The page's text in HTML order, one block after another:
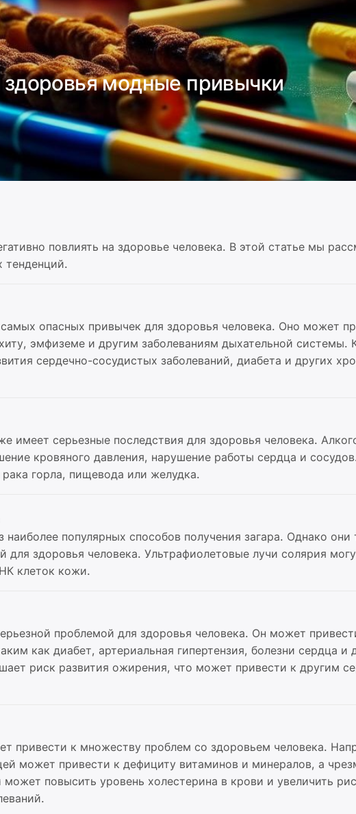
модные привычки
повлиять на здоровье человека. В этой статье мы
тенденций.
опасных привычек для здоровья человека. Оно может
эмфиземе и другим заболеваниям дыхательной системы.
сердечно-сосудистых заболеваний, диабета и других
имеет серьезные последствия для здоровья человека.
кровяного давления, нарушение работы сердца и
горла, пищевода или желудка.
популярных способов получения загара. Однако
для здоровья человека. Ультрафиолетовые лучи солярия
клеток кожи.
проблемой для здоровья человека. Он может
как диабет, артериальная гипертензия, болезни сердца и
риск развития ожирения, что может привести к другим
привести к множеству проблем со здоровьем человека.
может привести к дефициту витаминов и минералов, а
повысить уровень холестерина в крови и увеличить